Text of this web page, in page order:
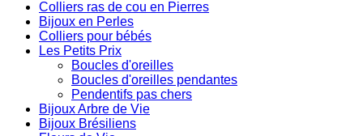
Colliers ras de cou en Pierres
Bijoux en Perles
Colliers pour bébés
Les Petits Prix
Boucles d'oreilles
Boucles d'oreilles pendantes
Pendentifs pas chers
Bijoux Arbre de Vie
Bijoux Brésiliens